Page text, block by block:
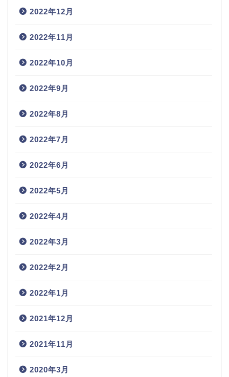
2022年12月
2022年11月
2022年10月
2022年9月
2022年8月
2022年7月
2022年6月
2022年5月
2022年4月
2022年3月
2022年2月
2022年1月
2021年12月
2021年11月
2020年3月